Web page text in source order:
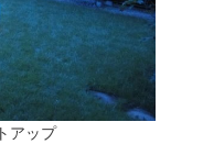
アップ